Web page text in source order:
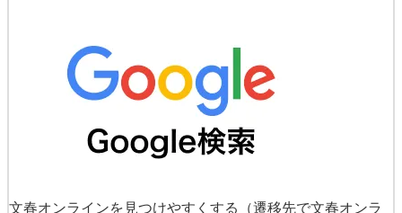
文春オンラインを見つけやすくする
（遷移先で文春オンラ